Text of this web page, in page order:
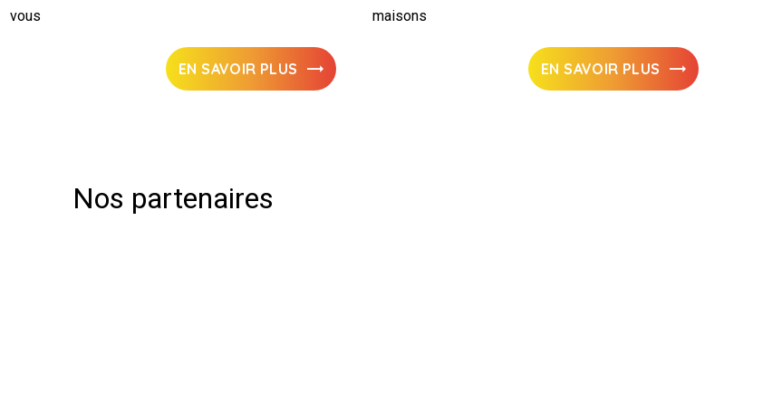
vous
EN SAVOIR PLUS
maisons
EN SAVOIR PLUS
Nos partenaires